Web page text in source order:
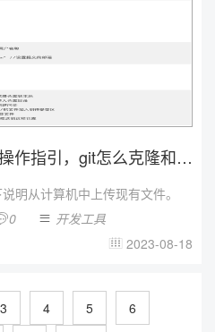
作指引，git怎么克隆和推
明从计算机中上传现有文件。
0  开发工具
 2023-08-18
3 4 5
6